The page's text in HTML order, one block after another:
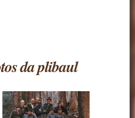
da plibaul